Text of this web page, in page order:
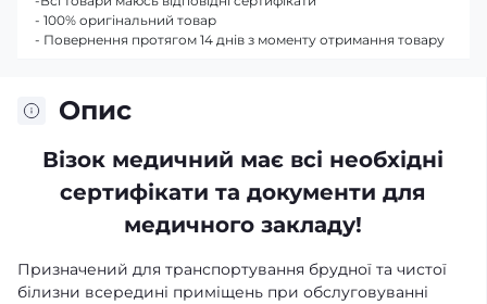
Опис
Візок медичний має всі необхідні
сертифікати та документи для
медичного закладу!
Призначений для транспортування брудної та чистої
білизни всередині приміщень при обслуговуванні
- 100% оригінальний товар
- Повернення протягом 14 днів з моменту отримання товару